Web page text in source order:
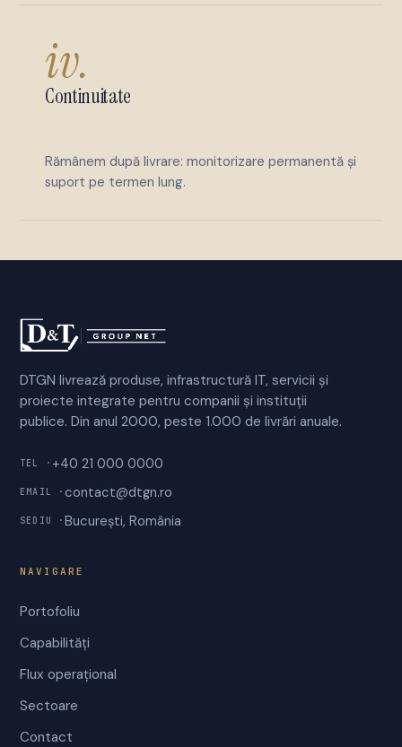
iv.
Continuitate
Rămânem după livrare: monitorizare permanentă și
suport pe termen lung.
DTGN livrează produse, infrastructură IT, servicii și
proiecte integrate pentru companii și instituții
publice. Din anul 2000, peste 1.000 de livrări anuale.
TEL · +40 21 000 0000
EMAIL ·contact@dtgn.ro
SEDIU · București, România
NAVIGARE
Portofoliu
Capabilități
Flux operațional
Sectoare
Contact